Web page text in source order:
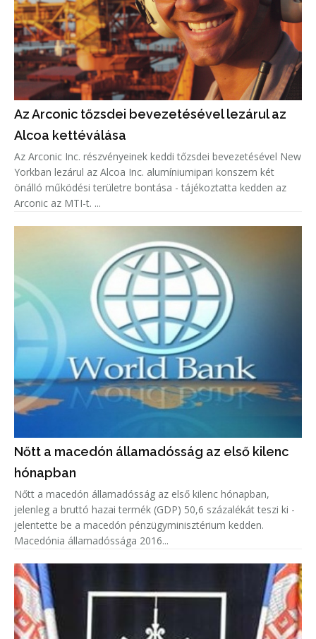
Az Arconic tőzsdei bevezetésével lezárul az
Alcoa kettéválása
Az Arconic Inc. részvényeinek keddi tőzsdei bevezetésével New
Yorkban lezárul az Alcoa Inc. alumíniumipari konszern két
önálló működési területre bontása - tájékoztatta kedden az
Arconic az MTI-t. ...
Nőtt a macedón államadósság az első kilenc
hónapban
Nőtt a macedón államadósság az első kilenc hónapban,
jelenleg a bruttó hazai termék (GDP) 50,6 százalékát teszi ki -
jelentette be a macedón pénzügyminisztérium kedden.
Macedónia államadóssága 2016...